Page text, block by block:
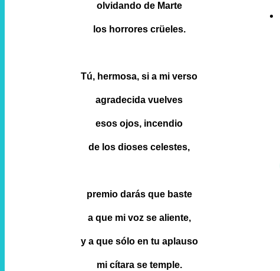
olvidando de Marte
los horrores crüeles.
Tú, hermosa, si a mi verso
agradecida vuelves
esos ojos, incendio
de los dioses celestes,
premio darás que baste
a que mi voz se aliente,
y a que sólo en tu aplauso
mi cítara se temple.